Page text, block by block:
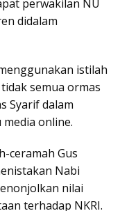
perwakilan NU
didalam
istilah
semua ormas
Syarif dalam
online.
ceramah Gus
Nabi
nilai
terhadap NKRI.